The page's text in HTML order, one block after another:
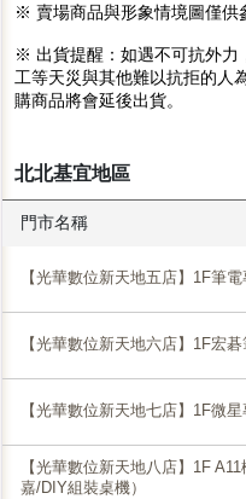
※ 賣場商品與形象情境圖僅供
※ 出貨提醒：如遇不可抗外力
工等天災與其他難以抗拒的人
購商品將會延後出貨。
北北基宜地區
門市名稱
【光華數位新天地五店】1F筆
【光華數位新天地六店】1F宏
【光華數位新天地七店】1F微
【光華數位新天地八店】1F
嘉/DIY組裝桌機）